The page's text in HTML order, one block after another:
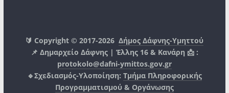
🔰 Copyright © 2017-2026Δήμος Δάφνης-Υμηττού
📌 Δημαρχείο Δάφνης | Έλλης 16 & Κανάρη 📩 :
protokolo@dafni-ymittos.gov.gr
🔹Σχεδιασμός-Υλοποίηση: Τμήμα Πληροφορικής
Προγραμματισμού & Οργάνωσης